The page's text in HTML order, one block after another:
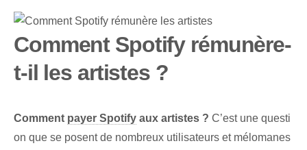
Comment Spotify rémunère-
t-il les artistes ?
Comment payer Spotify aux artistes ? C’est une questi
on que se posent de nombreux utilisateurs et mélomanes